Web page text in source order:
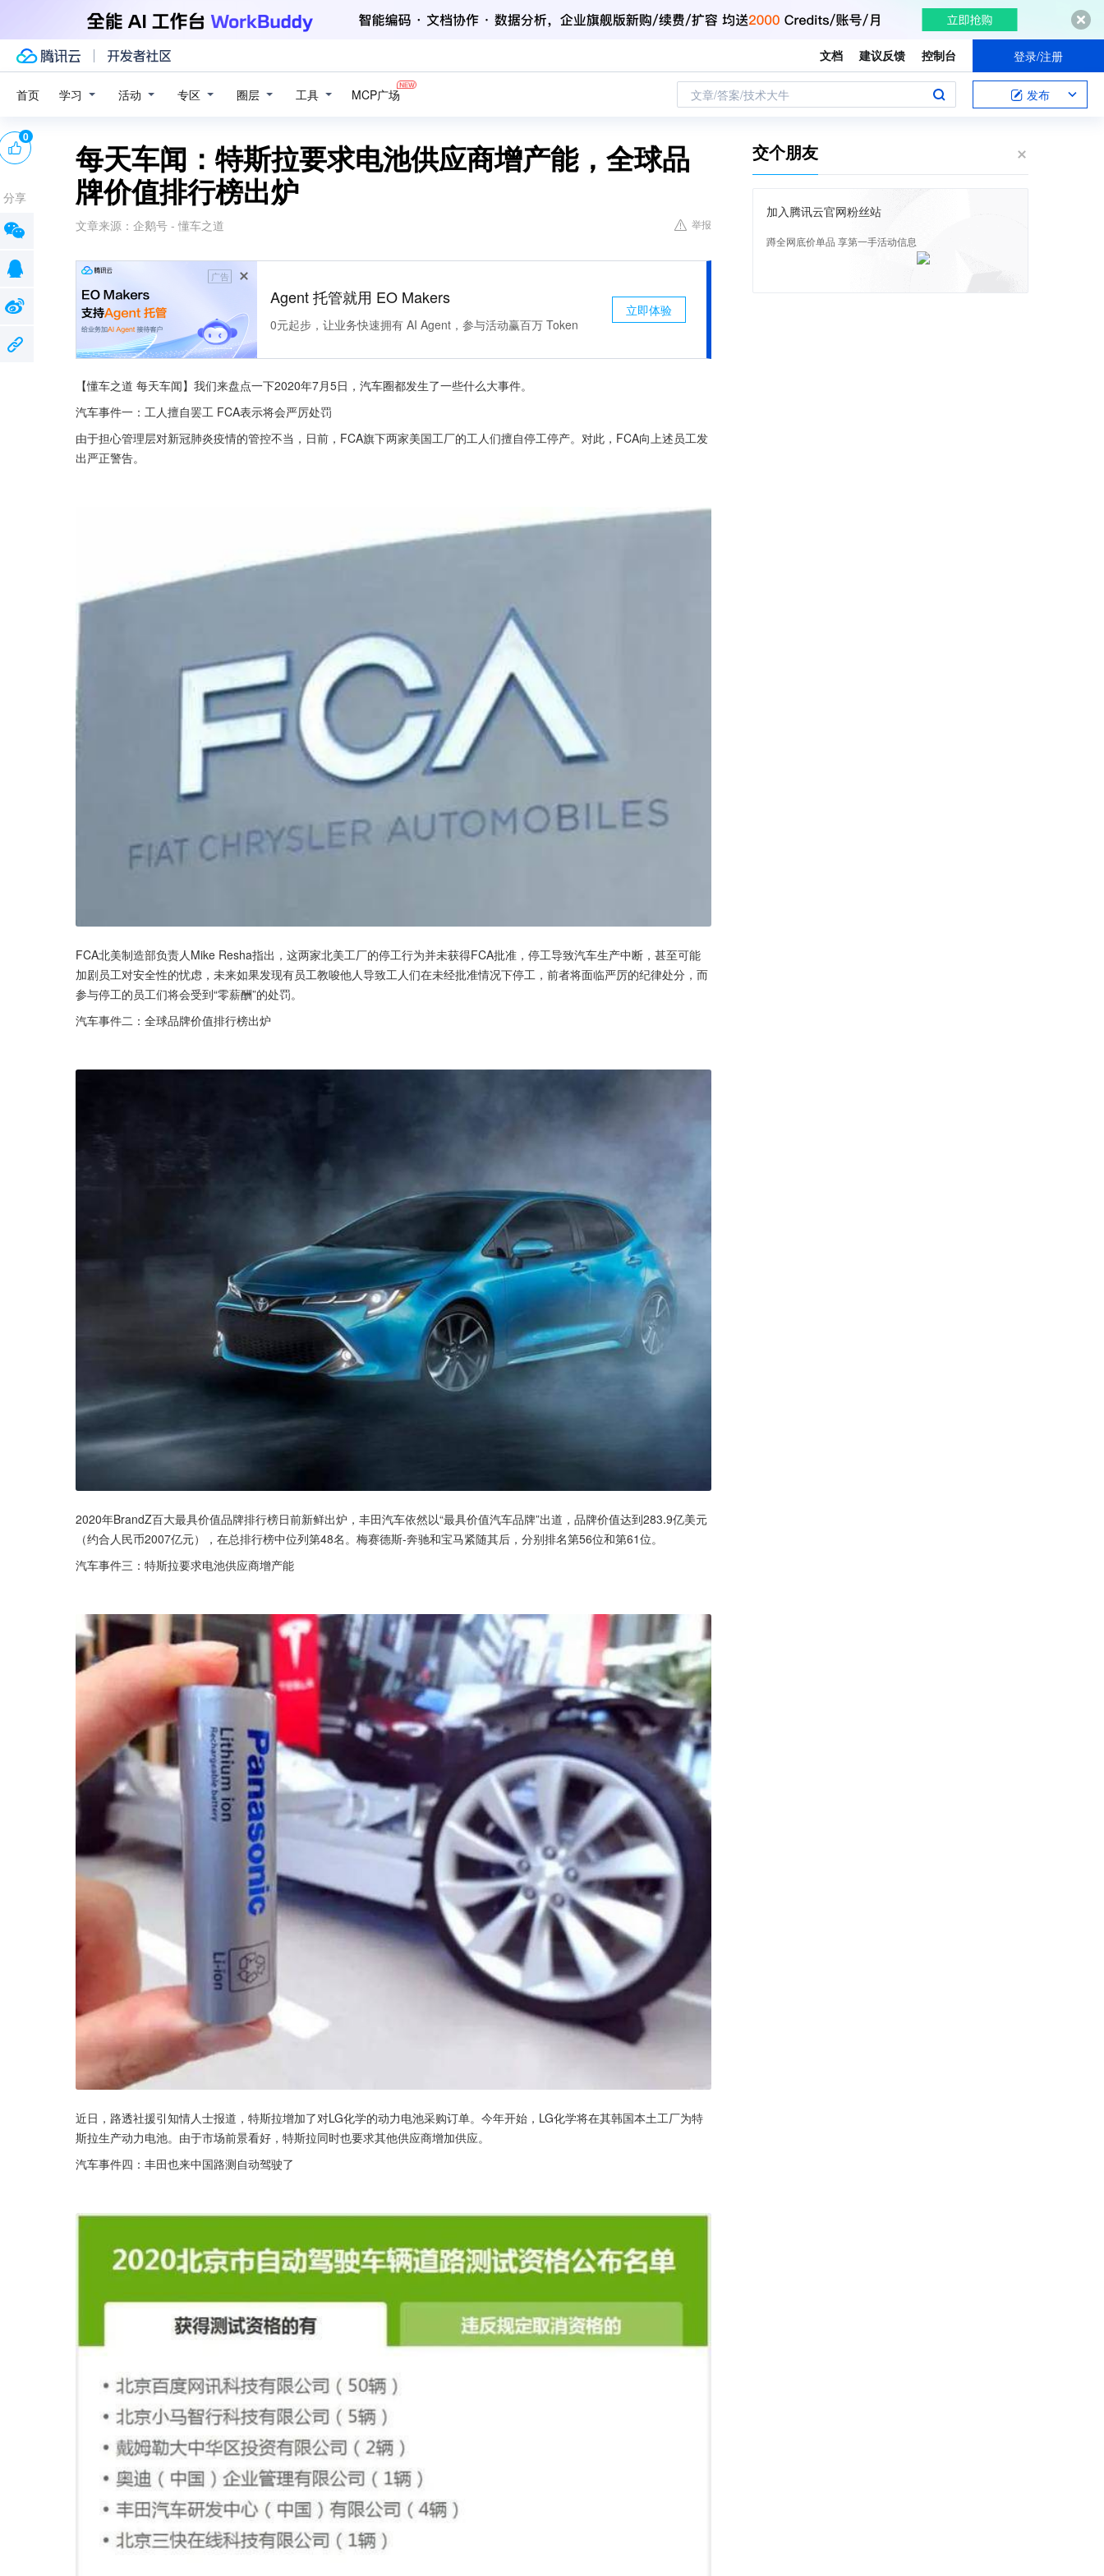
文档 建议反馈 控制台 登录/注册
首页 学习 活动 专区 圈层 工具 MCP广场 文章/答案/技术大牛 发布
每天车闻：特斯拉要求电池供应商增产能，全球品
牌价值排行榜出炉
文章来源： 企鹅号 - 懂车之道 举报
广告
Agent 托管就用 EO Makers
0元起步，让业务快速拥有 AI Agent，参与活动赢百万 Token
立即体验
【懂车之道 每天车闻】我们来盘点一下2020年7月5日，汽车圈都发生了一些什么大事件。
汽车事件一：工人擅自罢工 FCA表示将会严厉处罚
由于担心管理层对新冠肺炎疫情的管控不当，日前，FCA旗下两家美国工厂的工人们擅自停工停产。对此，FCA向上述员工发
出严正警告。
FCA北美制造部负责人Mike Resha指出，这两家北美工厂的停工行为并未获得FCA批准，停工导致汽车生产中断，甚至可能
加剧员工对安全性的忧虑，未来如果发现有员工教唆他人导致工人们在未经批准情况下停工，前者将面临严厉的纪律处分，而
参与停工的员工们将会受到“零薪酬”的处罚。
汽车事件二：全球品牌价值排行榜出炉
2020年BrandZ百大最具价值品牌排行榜日前新鲜出炉，丰田汽车依然以“最具价值汽车品牌”出道，品牌价值达到283.9亿美元
（约合人民币2007亿元），在总排行榜中位列第48名。梅赛德斯-奔驰和宝马紧随其后，分别排名第56位和第61位。
汽车事件三：特斯拉要求电池供应商增产能
近日，路透社援引知情人士报道，特斯拉增加了对LG化学的动力电池采购订单。今年开始，LG化学将在其韩国本土工厂为特
斯拉生产动力电池。由于市场前景看好，特斯拉同时也要求其他供应商增加供应。
汽车事件四：丰田也来中国路测自动驾驶了
0
分享
交个朋友
加入腾讯云官网粉丝站
蹲全网底价单品 享第一手活动信息